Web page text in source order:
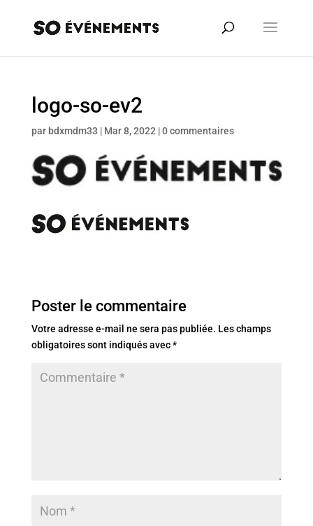
logo-so-ev2
par bdxmdm33 | Mar 8, 2022 |0 commentaires
Poster le commentaire
Votre adresse e-mail ne sera pas publiée. Les champs
obligatoires sont indiqués avec*